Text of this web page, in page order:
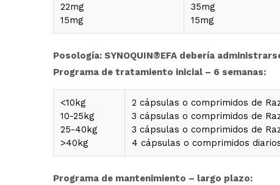
22mg
15mg
35mg
15mg
Posología: SYNOQUIN®EFA debería
Programa de tratamiento inicial – 6 semanas:
<10kg
10-25kg
25-40kg
>40kg
2 cápsulas o comprimidos de
3 cápsulas o comprimidos de
3 cápsulas o comprimidos de
4 cápsulas o comprimidos
Programa de mantenimiento – largo plazo: